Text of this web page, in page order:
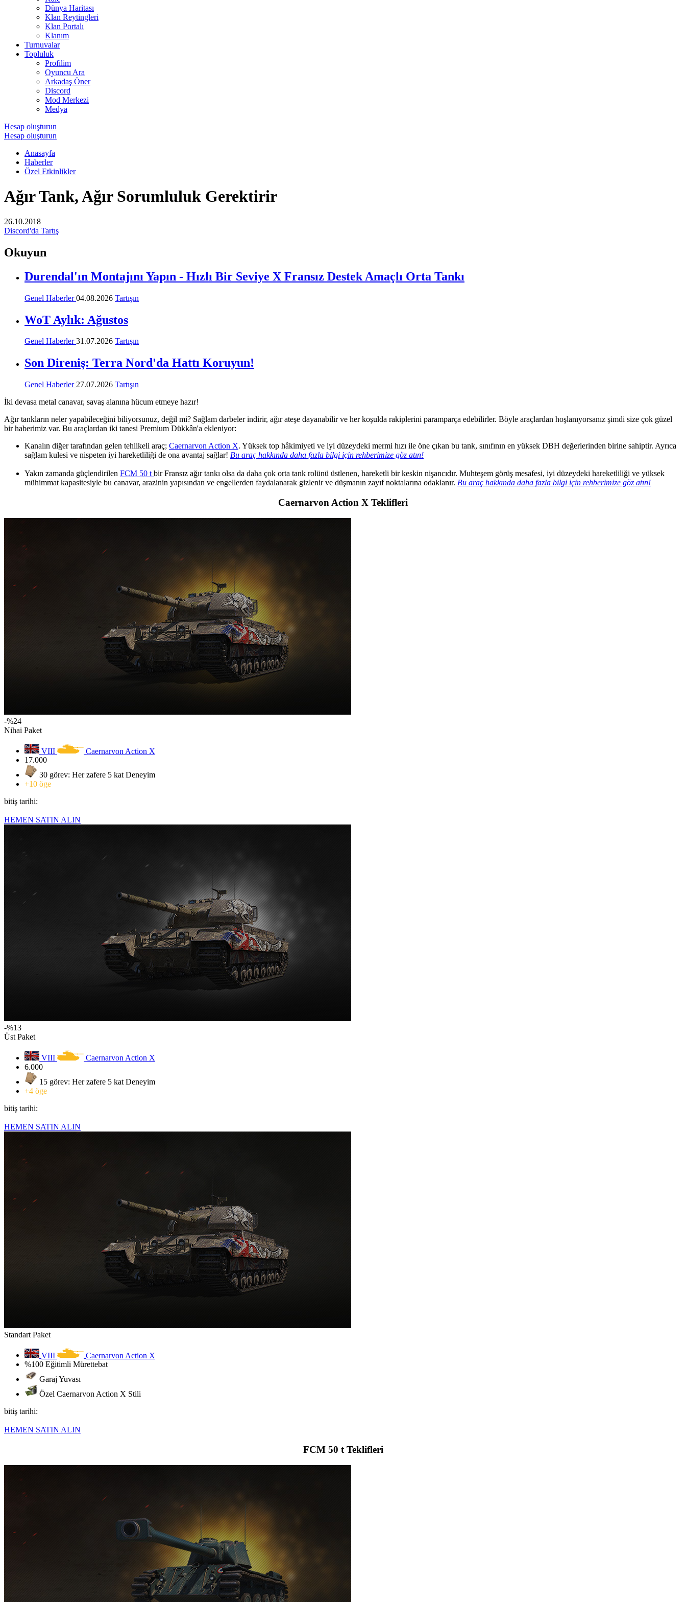
Dünya Haritası
Klan Reytingleri
Klan Portalı
Klanım
Turnuvalar
Topluluk
Profilim
Oyuncu Ara
Arkadaş Öner
Discord
Mod Merkezi
Medya
Hesap oluşturun
Hesap oluşturun
Anasayfa
Haberler
Özel Etkinlikler
Ağır Tank, Ağır Sorumluluk Gerektirir
26.10.2018
Discord'da Tartış
Okuyun
Durendal'ın Montajını Yapın - Hızlı Bir Seviye X Fransız Destek Amaçlı Orta Tankı
Genel Haberler04.08.2026 Tartışın
WoT Aylık: Ağustos
Genel Haberler31.07.2026 Tartışın
Son Direniş: Terra Nord'da Hattı Koruyun!
Genel Haberler 27.07.2026 Tartışın
İki devasa metal canavar, savaş alanına hücum etmeye hazır!
Ağır tankların neler yapabileceğini biliyorsunuz, değil mi? Sağlam darbeler indirir, ağır ateşe dayanabilir ve her koşulda rakiplerini paramparça edebilirler. Böyle araçlardan hoşlanıyorsanız şimdi size çok güzel
bir haberimiz var. Bu araçlardan iki tanesi Premium Dükkân'a ekleniyor:
Kanalın diğer tarafından gelen tehlikeli araç; Caernarvon Action X. Yüksek top hâkimiyeti ve iyi düzeydeki mermi hızı ile öne çıkan bu tank, sınıfının en yüksek DBH değerlerinden birine sahiptir. Ayrıca
sağlam kulesi ve nispeten iyi hareketliliği de ona avantaj sağlar! Bu araç hakkında daha fazla bilgi için rehberimize göz atın!
Yakın zamanda güçlendirilen FCM 50 t bir Fransız ağır tankı olsa da daha çok orta tank rolünü üstlenen, hareketli bir keskin nişancıdır. Muhteşem görüş mesafesi, iyi düzeydeki hareketliliği ve yüksek
mühimmat kapasitesiyle bu canavar, arazinin yapısından ve engellerden faydalanarak gizlenirve düşmanın zayıf noktalarına odaklanır. Bu araç hakkında daha fazla bilgi için rehberimize göz atın!
Caernarvon Action X Teklifleri
-%24
Nihai Paket
VIII
Caernarvon Action X
17.000
30 görev: Her zafere 5 kat Deneyim
+10 öge
bitiş tarihi:
HEMEN SATIN ALIN
-%13
Üst Paket
VIII
Caernarvon Action X
6.000
15 görev: Her zafere 5 kat Deneyim
+4 öge
bitiş tarihi:
HEMEN SATIN ALIN
Standart Paket
VIII
Caernarvon Action X
%100 Eğitimli Mürettebat
Garaj Yuvası
Özel Caernarvon Action X Stili
bitiş tarihi:
HEMEN SATIN ALIN
FCM 50 t Teklifleri